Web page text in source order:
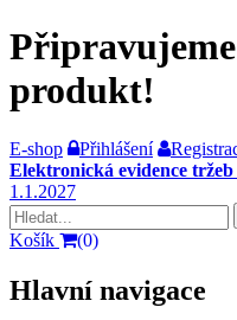
produkt!
E-shop Přihlášení
Elektronická evidence tržeb
1.1.2027
Košík (0)
Hlavní navigace